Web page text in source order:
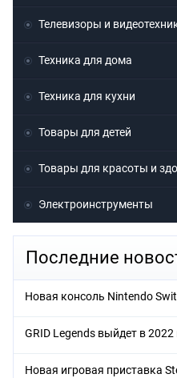
Телевизоры и
Техника для дома
Техника для кухни
Товары для детей
Товары для красоты и
Электроинструменты
Последние
Новая консоль Nintendo
GRID Legends выйдет в 2022
Новая игровая приставка